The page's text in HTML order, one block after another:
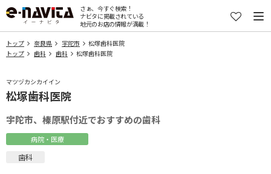
さぁ、今すぐ検索！
ナビタに掲載されている
地元のお店の情報が満載！
トップ 奈良県 宇陀市
松塚歯科医院
トップ
歯科 歯科 松塚歯科医院
マツヅカシカイイン
松塚歯科医院
宇陀市、榛原駅付近でおすすめの歯科
病院・医療
歯科